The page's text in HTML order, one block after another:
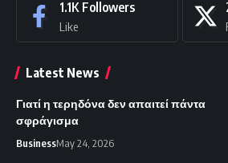
1.1K Followers
Like
Latest News
Γιατί η τερηδόνα δεν απαιτεί πάντα
σφράγισμα
BusinessMay 24, 2026